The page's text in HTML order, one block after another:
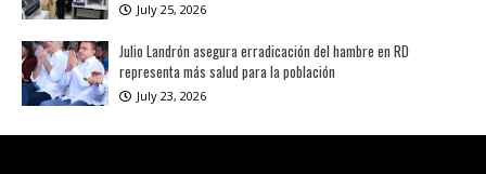
July 25, 2026
Julio Landrón asegura erradicación del hambre en RD
representa más salud para la población
July 23, 2026